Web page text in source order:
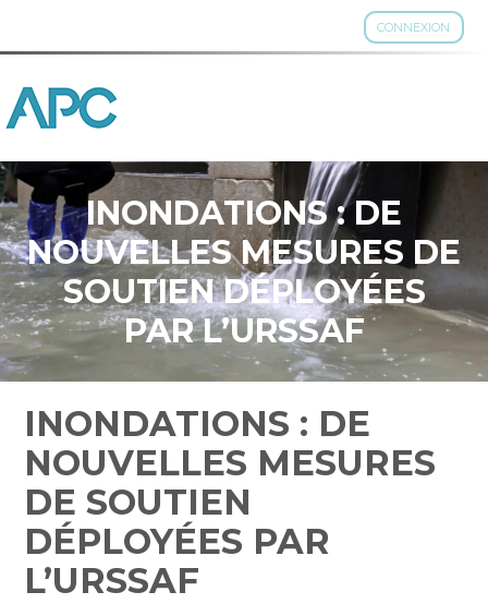
CONNEXION
Aller
au
INONDATIONS : DE
NOUVELLES MESURES DE
SOUTIEN DÉPLOYÉES
PAR L’URSSAF
INONDATIONS : DE
NOUVELLES MESURES
DE SOUTIEN
DÉPLOYÉES PAR
L’URSSAF